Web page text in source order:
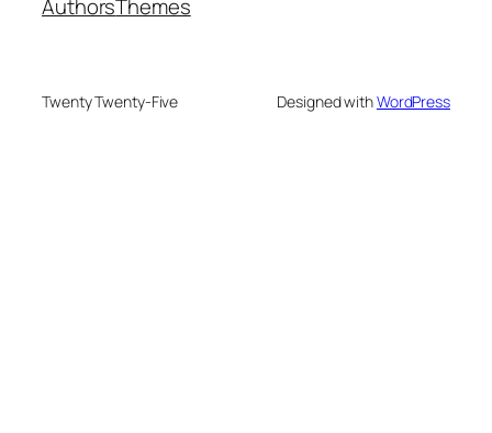
AuthorsThemes
Twenty Twenty-Five Designed withWordPress